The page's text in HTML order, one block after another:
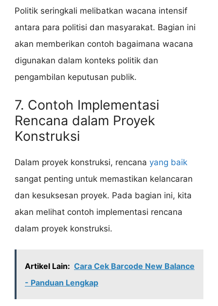
Politik seringkali melibatkan wacana intensif
antara para politisi dan masyarakat. Bagian ini
akan memberikan contoh bagaimana wacana
digunakan dalam konteks politik dan
pengambilan keputusan publik.
7. Contoh Implementasi
Rencana dalam Proyek
Konstruksi
Dalam proyek konstruksi, rencana yang baik
sangat penting untuk memastikan kelancaran
dan kesuksesan proyek. Pada bagian ini, kita
akan melihat contoh implementasi rencana
dalam proyek konstruksi.
Artikel Lain: Cara Cek Barcode New Balance
- Panduan Lengkap